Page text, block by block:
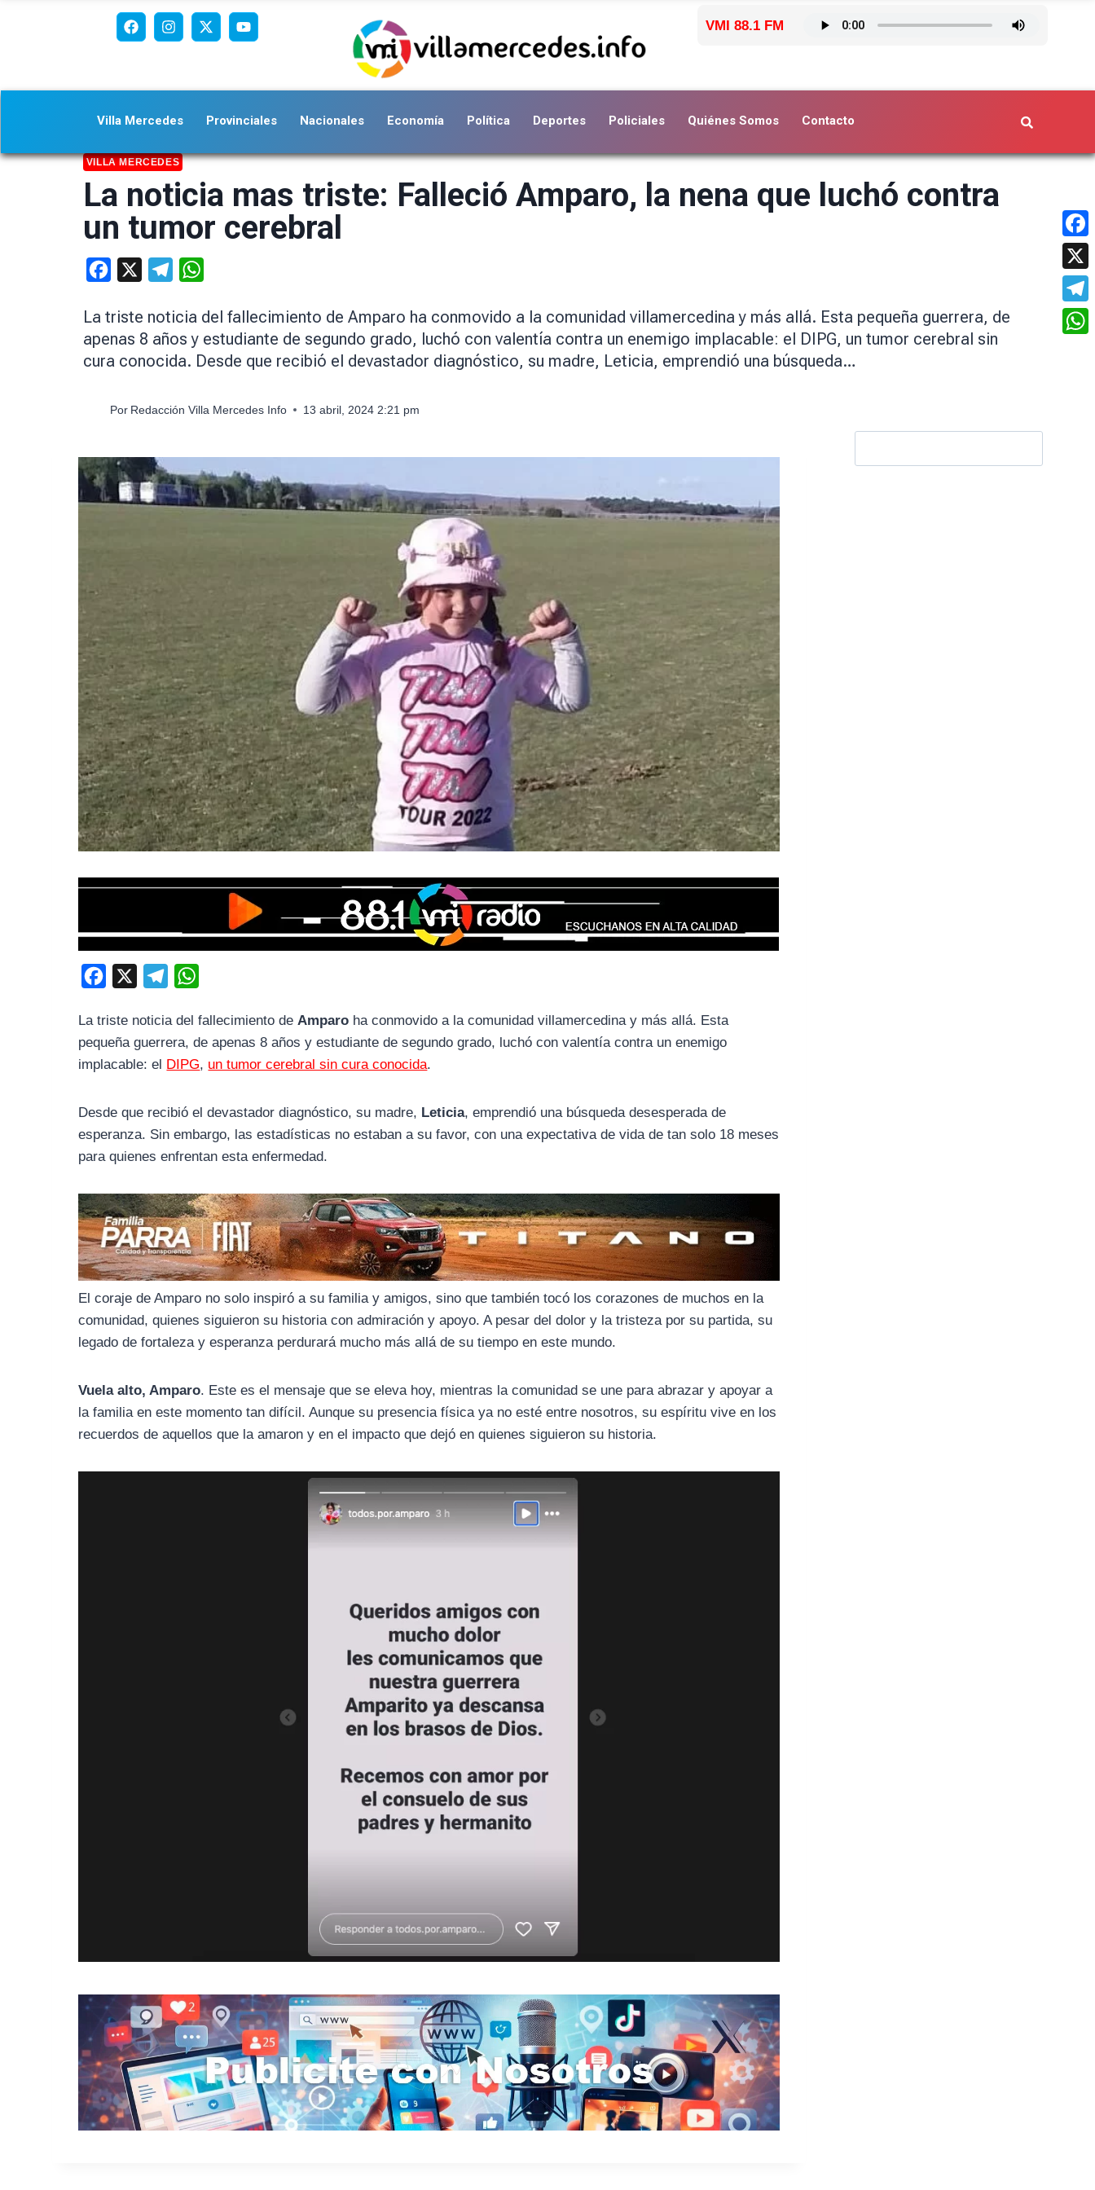
VMI 88.1 FM
Villa Mercedes Provinciales Nacionales Economía Política Deportes Policiales Quiénes Somos Contacto
VILLA MERCEDES
La noticia mas triste: Falleció Amparo, la nena que luchó contra
un tumor cerebral
Facebook Telegram
La triste noticia del fallecimiento de Amparo ha conmovido a la comunidad villamercedina y más allá. Esta pequeña guerrera, de
apenas 8 años y estudiante de segundo grado, luchó con valentía contra un enemigo implacable: el DIPG, un tumor cerebral sin
cura conocida. Desde que recibió el devastador diagnóstico, su madre, Leticia, emprendió una búsqueda…
Por Redacción Villa Mercedes Info 13 abril, 2024 2:21 pm
c
e
b
l
e
g
a
t
s
La triste noticia del fallecimiento deAmparo ha conmovido a la comunidad villamercedina y más allá. Esta
pequeña guerrera, de apenas 8 años y estudiante de segundo grado, luchó con valentía contra un enemigo
implacable: el
DIPG, un tumor cerebral sin cura conocida.
Desde que recibió el devastador diagnóstico, su madre, Leticia, emprendió una búsqueda desesperada de
esperanza. Sin embargo, las estadísticas no estaban a su favor, con una expectativa de vida de tan solo 18 meses
para quienes enfrentan esta enfermedad.
El coraje de Amparo no solo inspiró a su familia y amigos, sino que también tocó los corazones de muchos en la
comunidad, quienes siguieron su historia con admiración y apoyo. A pesar del dolor y la tristeza por su partida, su
legado de fortaleza y esperanza perdurará mucho más allá de su tiempo en este mundo.
Vuela alto, Amparo. Este es el mensaje que se eleva hoy, mientras la comunidad se une para abrazar y apoyar a
la familia en este momento tan difícil. Aunque su presencia física ya no esté entre nosotros, su espíritu vive en los
recuerdos de aquellos que la amaron y en el impacto que dejó en quienes siguieron su historia.
X